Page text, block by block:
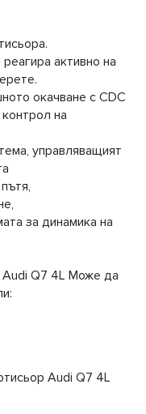
активно на
окачване с CDC
на
управляващият
за динамика на
Q7 4L Може да
Audi Q7 4L